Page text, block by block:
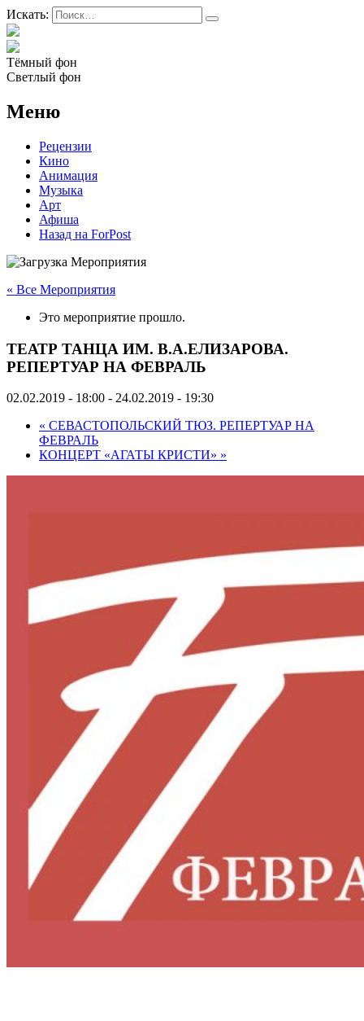
Искать:
Тёмный фон
Светлый фон
Меню
Рецензии
Кино
Анимация
Музыка
Арт
Афиша
Назад на ForPost
« Все Мероприятия
Это мероприятие прошло.
ТЕАТР ТАНЦА ИМ. В.А.ЕЛИЗАРОВА.
РЕПЕРТУАР НА ФЕВРАЛЬ
02.02.2019 - 18:00 - 24.02.2019 - 19:30
« СЕВАСТОПОЛЬСКИЙ ТЮЗ. РЕПЕРТУАР НА
ФЕВРАЛЬ
КОНЦЕРТ «АГАТЫ КРИСТИ» »